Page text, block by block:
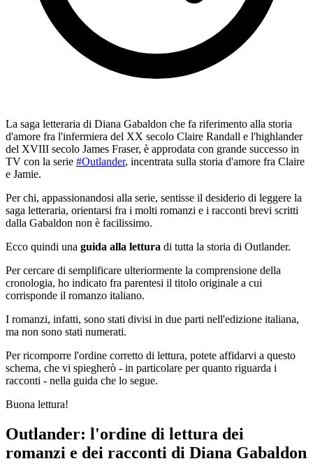
La saga letteraria di Diana Gabaldon che fa riferimento alla storia
d'amore fra l'infermiera del XX secolo Claire Randall e l'highlander
del XVIII secolo James Fraser, è approdata con grande successo in
TV con la serie #Outlander, incentrata sulla storia d'amore fra Claire
e Jamie.
Per chi, appassionandosi alla serie, sentisse il desiderio di leggere la
saga letteraria, orientarsi fra i molti romanzi e i racconti brevi scritti
dalla Gabaldon non è facilissimo.
Ecco quindi una guida alla lettura di tutta la storia di Outlander.
Per cercare di semplificare ulteriormente la comprensione della
cronologia, ho indicato fra parentesi il titolo originale a cui
corrisponde il romanzo italiano.
I romanzi, infatti, sono stati divisi in due parti nell'edizione italiana,
ma non sono stati numerati.
Per ricomporre l'ordine corretto di lettura, potete affidarvi a questo
schema, che vi spiegherò - in particolare per quanto riguarda i
racconti - nella guida che lo segue.
Buona lettura!
Outlander: l'ordine di lettura dei
romanzi e dei racconti di Diana Gabaldon